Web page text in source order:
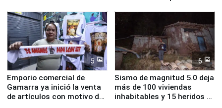
educación, salud y empleo
5
Emporio comercial de
Gamarra ya inició la venta
de artículos con motivo de
6
Sismo de magnitud 5.0 deja
más de 100 viviendas
inhabitables y 15 heridos en